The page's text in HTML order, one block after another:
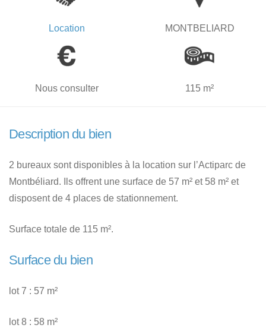
Location MONTBELIARD
Nous consulter 115 m²
Description du bien
2 bureaux sont disponibles à la location sur l’Actiparc de
Montbéliard. Ils offrent une surface de 57 m² et 58 m² et
disposent de 4 places de stationnement.
Surface totale de 115 m².
Surface du bien
lot 7 : 57 m²
lot 8 : 58 m²